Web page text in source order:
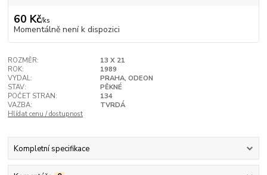
60 Kč/ks
Momentálně není k dispozici
ROZMĚR:
13 X 21
ROK:
1989
VYDAL:
PRAHA, ODEON
STAV:
PĚKNÉ
POČET STRAN:
134
VAZBA:
TVRDÁ
Hlídat cenu / dostupnost
Kompletní specifikace